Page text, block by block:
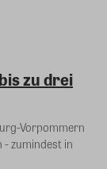
zu drei
Vorpommern
zumindest in